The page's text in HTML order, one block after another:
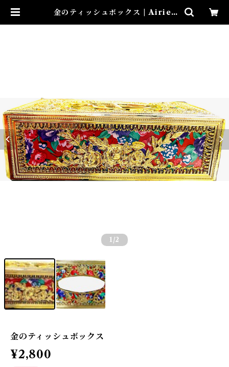
金のティッシュボックス | Airies
1 /2
金のティッシュボックス
¥2,800